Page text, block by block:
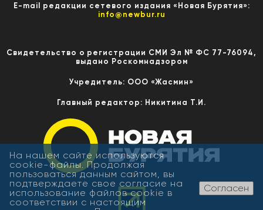
E-mail редакции сетевого издания «Новая Бурятия»:
info@newbur.ru
Свидетельство о регистрации СМИ Эл № ФС 77-76094,
выдано Роскомнадзором
Учредитель: ООО «Жасмин»
Главный редактор: Никитина Т.И.
На нашем сайте используются
cookie-файлы. Продолжая
пользоваться данным сайтом, вы
подтверждаете свое согласие на
использование файлов cookie в
соответствии с настоящим
Согласен